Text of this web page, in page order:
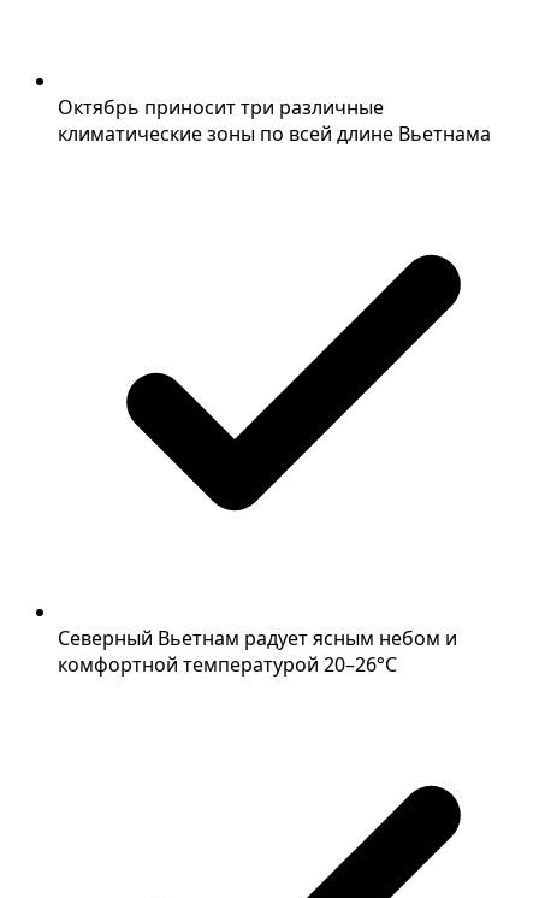
Октябрь приносит три различные
климатические зоны по всей длине Вьетнама
Северный Вьетнам радует ясным небом и
комфортной температурой 20–26°C